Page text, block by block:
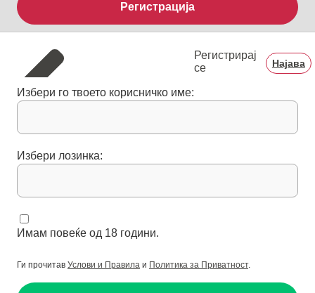
Регистрација
Регистрирај
се
Најава
Избери го твоето корисничко име:
Избери лозинка:
Имам повеќе од 18 години.
Ги прочитав Услови и Правила и Политика за Приватност.